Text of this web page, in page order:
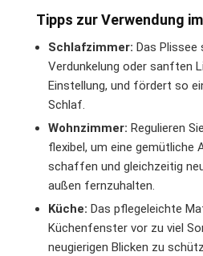
Tipps zur Verwendung
Schlafzimmer: Das
Verdunkelung oder sanften
Einstellung, und fördert so
Schlaf.
Wohnzimmer: Regulieren
flexibel, um eine gemütliche
schaffen und gleichzeitig
außen fernzuhalten.
Küche: Das pflegeleichte
Küchenfenster vor zu viel
neugierigen Blicken zu